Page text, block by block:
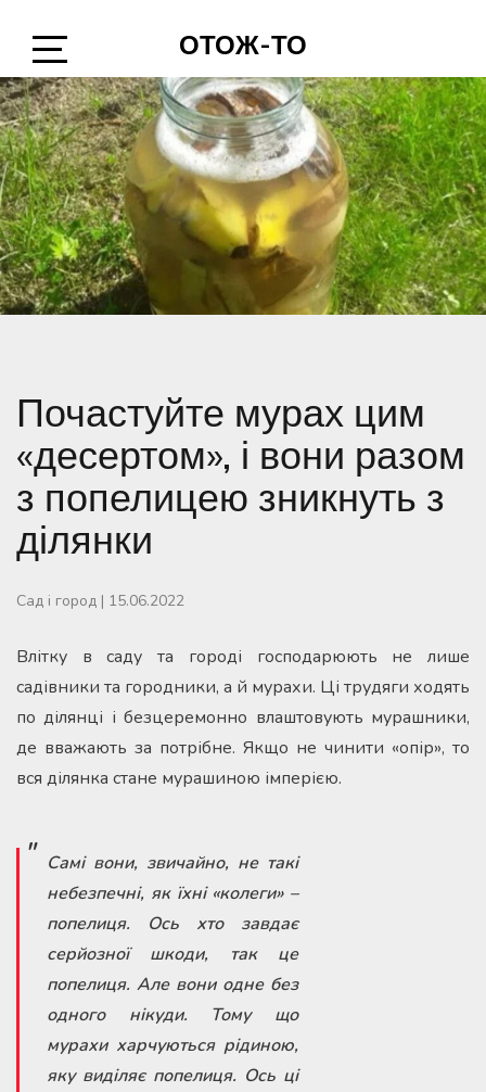
content
Open
Sidebar
ОТОЖ-ТО
Почастуйте мурах цим
«десертом», і вони разом
з попелицею зникнуть з
ділянки
Сад і город | 15.06.2022
Влітку в саду та городі господарюють не лише
садівники та городники, а й мурахи. Ці трудяги ходять
по ділянці і безцеремонно влаштовують мурашники,
де вважають за потрібне. Якщо не чинити «опір», то
вся ділянка стане мурашиною імперією.
Самі вони, звичайно, не такі
небезпечні, як їхні «колеги» –
попелиця. Ось хто завдає
серйозної шкоди, так це
попелиця. Але вони одне без
одного нікуди. Тому що
мурахи харчуються рідиною,
яку виділяє попелиця. Ось ці